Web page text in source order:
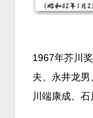
1967年芥川
夫、永井龙男
川端康成、